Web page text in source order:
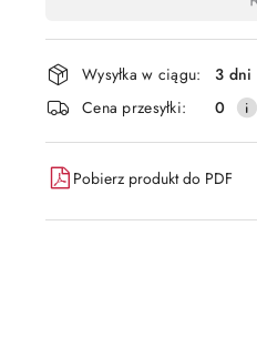
płatność
i
dostawa
Wysyłka w ciągu:
3 dni
Cena przesyłki:
0
Pobierz produkt do PDF